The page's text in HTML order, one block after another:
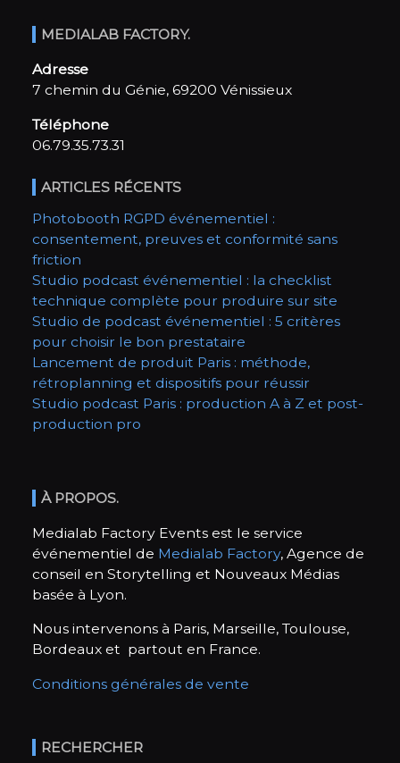
MEDIALAB FACTORY.
Adresse
7 chemin du Génie, 69200 Vénissieux
Téléphone
06.79.35.73.31
ARTICLES RÉCENTS
Photobooth RGPD événementiel :
consentement, preuves et conformité sans
friction
Studio podcast événementiel : la checklist
technique complète pour produire sur site
Studio de podcast événementiel : 5 critères
pour choisir le bon prestataire
Lancement de produit Paris : méthode,
rétroplanning et dispositifs pour réussir
Studio podcast Paris : production A à Z et post-
production pro
À PROPOS.
Medialab Factory Events est le service
événementiel de Medialab Factory, Agence de
conseil en Storytelling et Nouveaux Médias
basée à Lyon.
Nous intervenons à Paris, Marseille, Toulouse,
Bordeaux et partout en France.
Conditions générales de vente
RECHERCHER